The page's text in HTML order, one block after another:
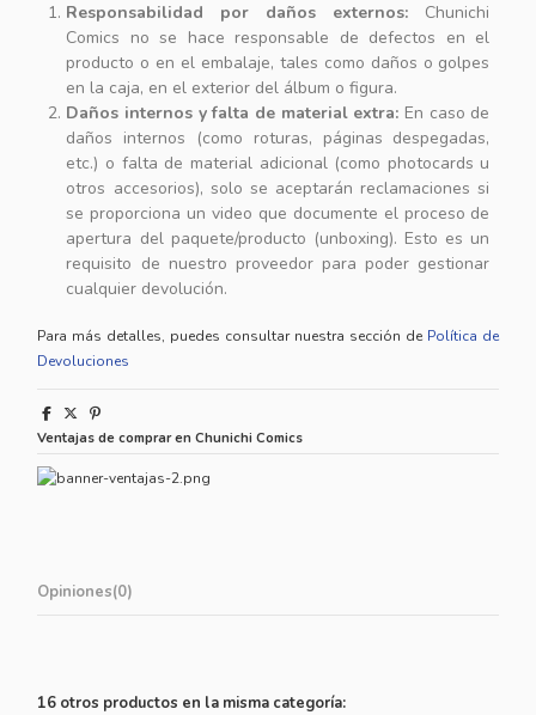
Responsabilidad por daños externos:
Chunichi
Comics no se hace responsable de defectos en el
producto o en el embalaje, tales como daños o golpes
en la caja, en el exterior del álbum o figura.
Daños internos y falta de material extra: En caso de
daños internos (como roturas, páginas despegadas,
etc.) o falta de material adicional (como photocards u
otros accesorios), solo se aceptarán reclamaciones si
se proporciona un video que documente el proceso de
apertura del paquete/producto (unboxing). Esto es un
requisito de nuestro proveedor para poder gestionar
cualquier devolución.
Para más detalles, puedes consultar nuestra sección de Política de
Devoluciones
Ventajas de comprar en Chunichi Comics
Opiniones(0)
16 otros productos en la misma categoría: